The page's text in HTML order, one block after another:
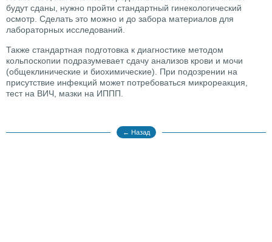
будут сданы, нужно пройти стандартный гинекологический
осмотр. Сделать это можно и до забора материалов для
лабораторных исследований.
Также стандартная подготовка к диагностике методом
кольпоскопии подразумевает сдачу анализов крови и мочи
(общеклинические и биохимические). При подозрении на
присутствие инфекций может потребоваться микрореакция,
тест на ВИЧ, мазки на ИППП.
← Назад